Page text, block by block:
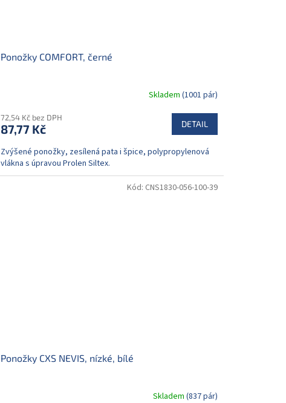
Ponožky COMFORT, černé
Skladem (1001 pár)
72,54 Kč bez DPH
87,77 Kč DETAIL
Zvýšené ponožky, zesílená pata i špice, polypropylenová
vlákna s úpravou Prolen Siltex.
Ponožky CXS NEVIS, nízké, bílé
Skladem (837 pár)
Kód: CNS1830-056-100-39